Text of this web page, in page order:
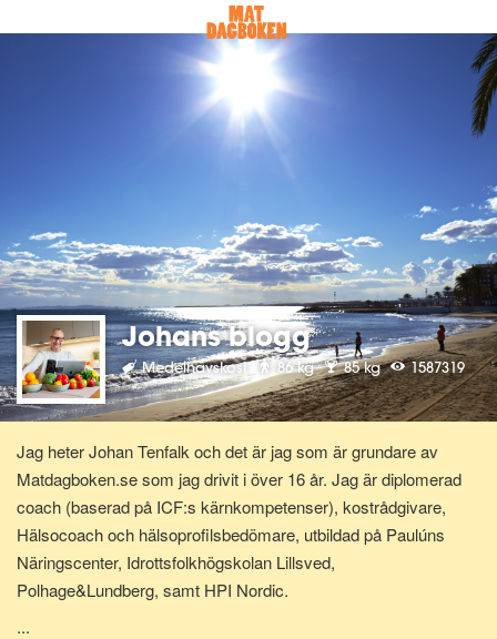
Johans blogg
Medelhavskost 86 kg 85 kg 1587319
Jag heter Johan Tenfalk och det är jag som är grundare av
Matdagboken.se som jag drivit i över 16 år. Jag är diplomerad
coach (baserad på ICF:s kärnkompetenser), kostrådgivare,
Hälsocoach och hälsoprofilsbedömare, utbildad på Paulúns
Näringscenter, Idrottsfolkhögskolan Lillsved,
Polhage&Lundberg, samt HPI Nordic.
...